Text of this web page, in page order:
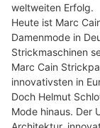
weltweiten Erfolg.
Heute ist Marc
Damenmode in
Strickmaschinen
Marc Cain
innovativsten in
Doch Helmut
Mode hinaus. Der